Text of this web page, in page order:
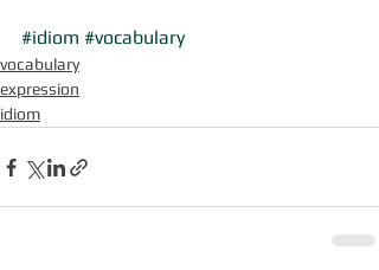
#idiom #vocabulary
vocabulary
expression
idiom